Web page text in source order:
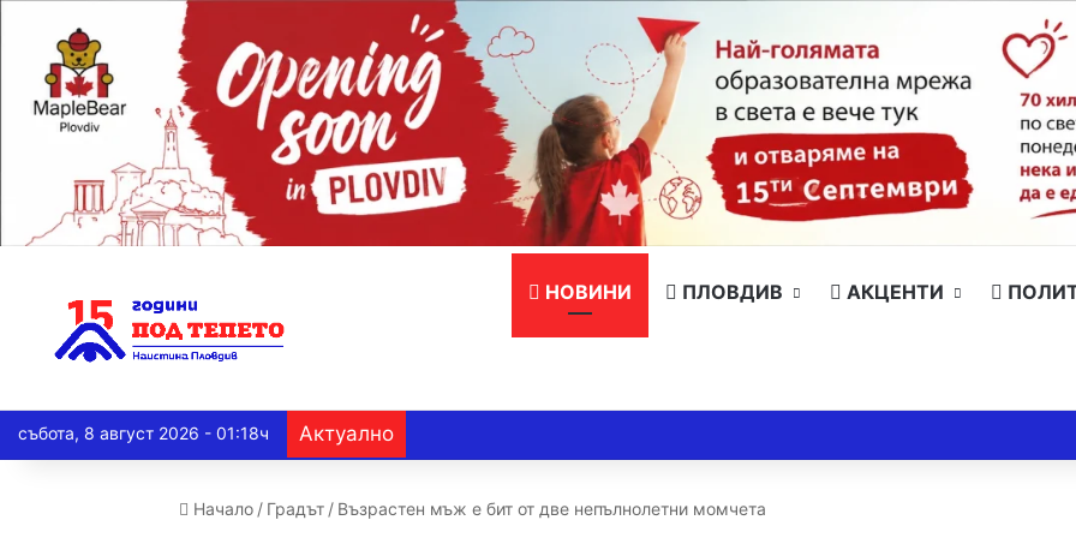
НОВИНИ ПЛОВДИВ АКЦЕНТИ
събота, 8 август 2026 - 01:18ч Актуално
Начало / Градът / Възрастен мъж е бит от две непълнолетни момчета